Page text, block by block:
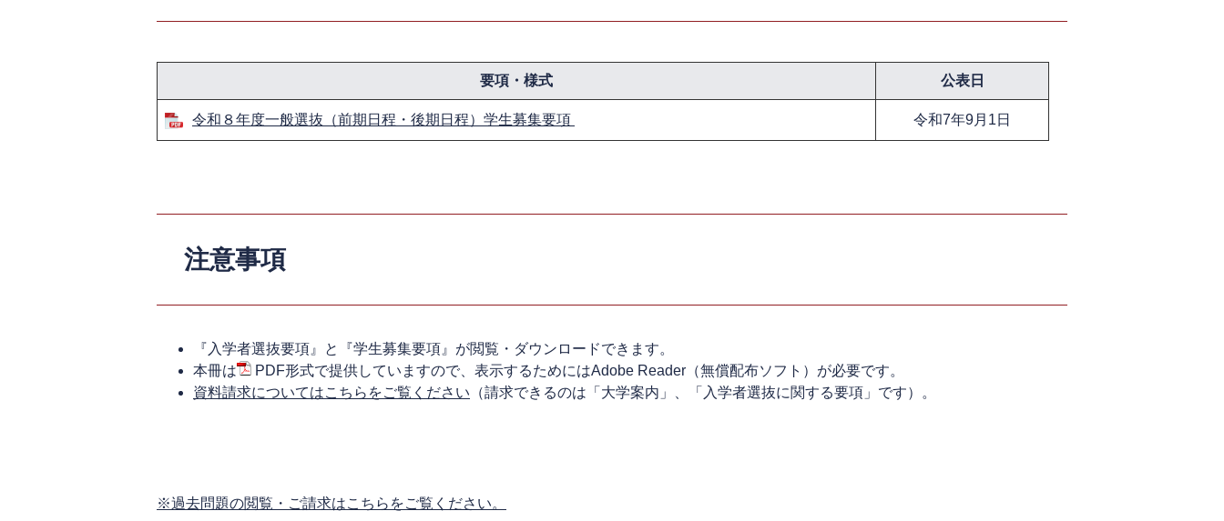
要項・様式 公表日
令和８年度一般選抜（前期日程・後期日程）学生募集要項 令和7年9月1日
注意事項
『入学者選抜要項』と『学生募集要項』が閲覧・ダウンロードできます。
本冊は
PDF形式で提供していますので、表示するためにはAdobe Reader（無償配布ソフト）が必要です。
資料請求についてはこちらをご覧ください （請求できるのは「大学案内」、「入学者選抜に関する要項」です）。
※過去問題の閲覧・ご請求はこちらをご覧ください。